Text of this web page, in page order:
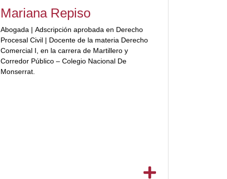
Mariana Repiso
Abogada | Adscripción aprobada en Derecho
Procesal Civil | Docente de la materia Derecho
Comercial I, en la carrera de Martillero y
Corredor Público – Colegio Nacional De
Monserrat.